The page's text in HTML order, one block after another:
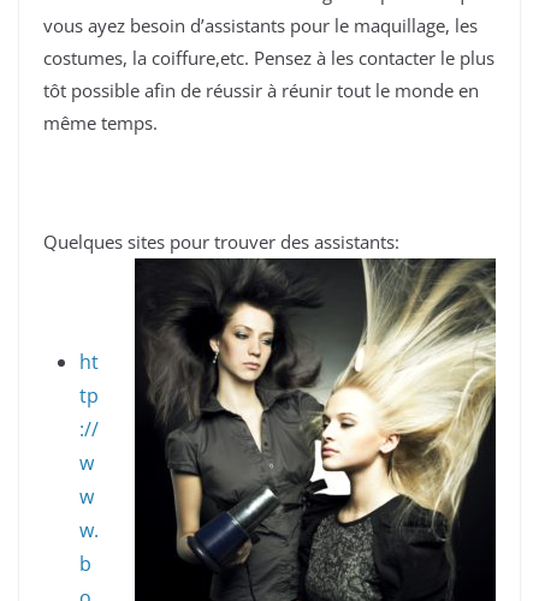
vous ayez besoin d’assistants pour le maquillage, les
costumes, la coiffure,etc. Pensez à les contacter le plus
tôt possible afin de réussir à réunir tout le monde en
même temps.
Quelques sites pour trouver des assistants:
ht
tp
://
w
w
w.
b